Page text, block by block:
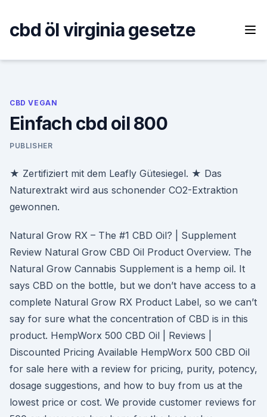
content
cbd öl virginia gesetze
CBD VEGAN
Einfach cbd oil 800
PUBLISHER
★ Zertifiziert mit dem Leafly Gütesiegel. ★ Das
Naturextrakt wird aus schonender CO2-Extraktion
gewonnen.
Natural Grow RX – The #1 CBD Oil? | Supplement
Review Natural Grow CBD Oil Product Overview. The
Natural Grow Cannabis Supplement is a hemp oil. It
says CBD on the bottle, but we don’t have access to a
complete Natural Grow RX Product Label, so we can’t
say for sure what the concentration of CBD is in this
product. HempWorx 500 CBD Oil | Reviews |
Discounted Pricing Available HempWorx 500 CBD Oil
for sale here with a review for pricing, purity, potency,
dosage suggestions, and how to buy from us at the
lowest price or cost. We provide customer reviews for